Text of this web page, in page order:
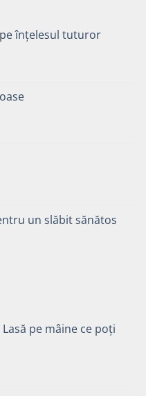
înțelesul tuturor
lei.
un slăbit sănătos
pe mâine ce poți